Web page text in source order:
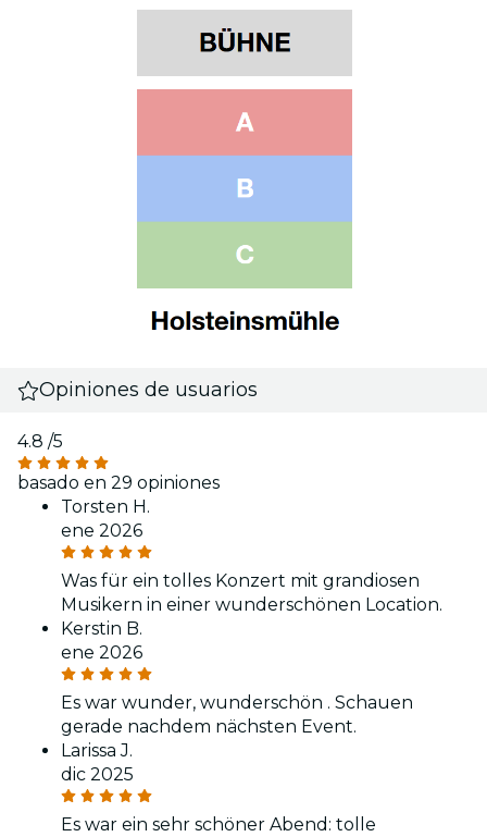
Opiniones de usuarios
4.8 /5
basado en 29 opiniones
Torsten H.
ene 2026
Was für ein tolles Konzert mit grandiosen
Musikern in einer wunderschönen Location.
Kerstin B.
ene 2026
Es war wunder, wunderschön . Schauen
gerade nachdem nächsten Event.
Larissa J.
dic 2025
Es war ein sehr schöner Abend: tolle